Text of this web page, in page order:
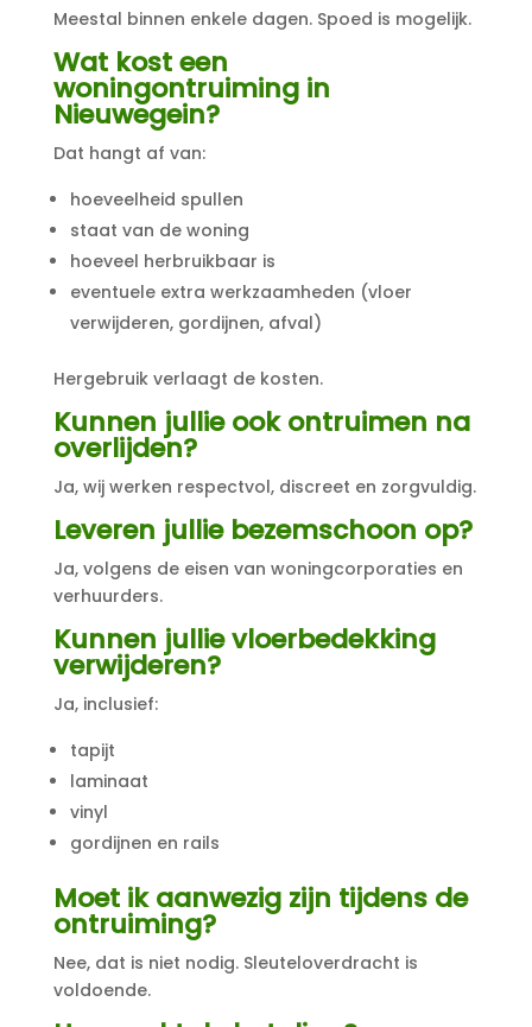
Meestal binnen enkele dagen. Spoed is mogelijk.
Wat kost een
woningontruiming in
Nieuwegein?
Dat hangt af van:
hoeveelheid spullen
staat van de woning
hoeveel herbruikbaar is
eventuele extra werkzaamheden (vloer
verwijderen, gordijnen, afval)
Hergebruik verlaagt de kosten.
Kunnen jullie ook ontruimen na
overlijden?
Ja, wij werken respectvol, discreet en zorgvuldig.
Leveren jullie bezemschoon op?
Ja, volgens de eisen van woningcorporaties en
verhuurders.
Kunnen jullie vloerbedekking
verwijderen?
Ja, inclusief:
tapijt
laminaat
vinyl
gordijnen en rails
Moet ik aanwezig zijn tijdens de
ontruiming?
Nee, dat is niet nodig. Sleuteloverdracht is
voldoende.